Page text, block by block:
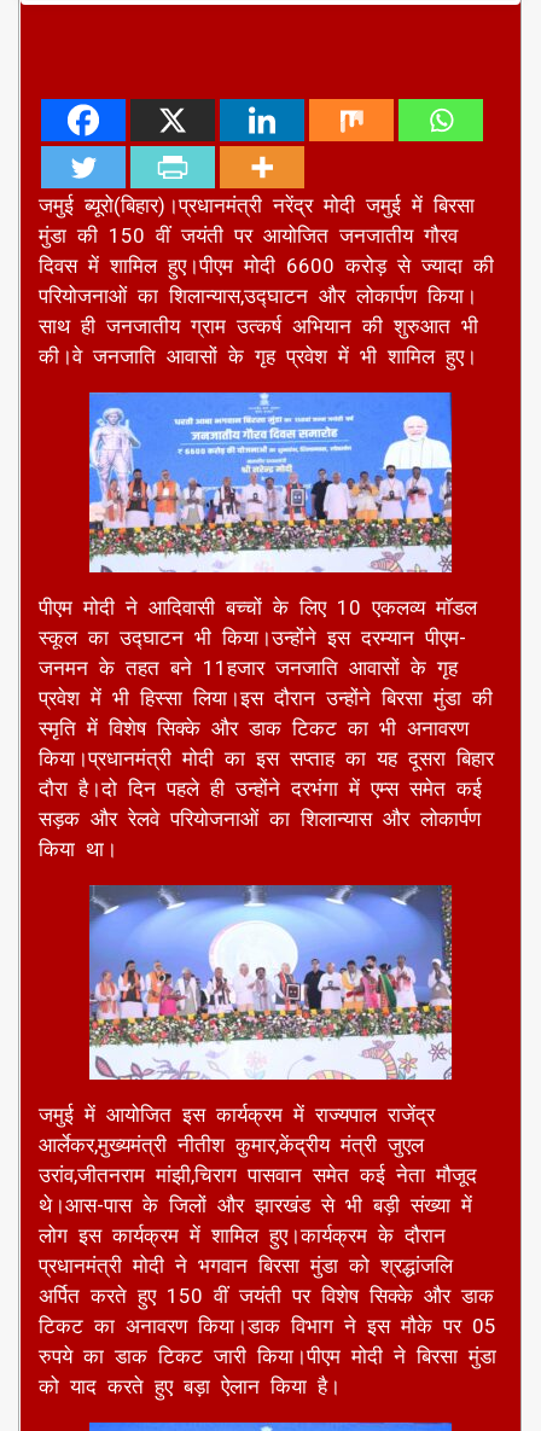
जमुई ब्यूरो(बिहार)।प्रधानमंत्री नरेंद्र मोदी जमुई में बिरसा
मुंडा की 150 वीं जयंती पर आयोजित जनजातीय गौरव
दिवस में शामिल हुए।पीएम मोदी 6600 करोड़ से ज्यादा की
परियोजनाओं का शिलान्यास,उद्घाटन और लोकार्पण किया।
साथ ही जनजातीय ग्राम उत्कर्ष अभियान की शुरुआत भी
की।वे जनजाति आवासों के गृह प्रवेश में भी शामिल हुए।
पीएम मोदी ने आदिवासी बच्चों के लिए 10 एकलव्य मॉडल
स्कूल का उद्घाटन भी किया।उन्होंने इस दरम्यान पीएम-
जनमन के तहत बने 11हजार जनजाति आवासों के गृह
प्रवेश में भी हिस्सा लिया।इस दौरान उन्होंने बिरसा मुंडा की
स्मृति में विशेष सिक्के और डाक टिकट का भी अनावरण
किया।प्रधानमंत्री मोदी का इस सप्ताह का यह दूसरा बिहार
दौरा है।दो दिन पहले ही उन्होंने दरभंगा में एम्स समेत कई
किया था।
जमुई में आयोजित इस कार्यक्रम में राज्यपाल राजेंद्र
आर्लेकर,मुख्यमंत्री नीतीश कुमार,केंद्रीय मंत्री जुएल